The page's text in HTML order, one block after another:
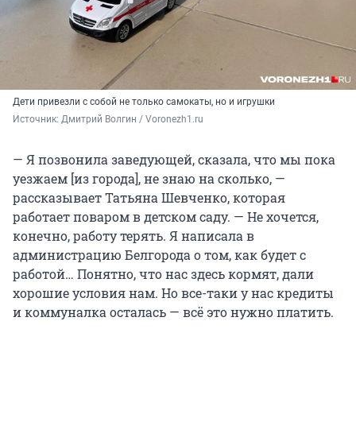
Дети привезли с собой не только самокаты, но и игрушки
Источник: Дмитрий Волгин / Voronezh1.ru
— Я позвонила заведующей, сказала, что мы пока
уезжаем [из города], не знаю на сколько, —
рассказывает Татьяна Шевченко, которая
работает поваром в детском саду. — Не хочется,
конечно, работу терять. Я написала в
администрацию Белгорода о том, как будет с
работой… Понятно, что нас здесь кормят, дали
хорошие условия нам. Но все-таки у нас кредиты
и коммуналка осталась — всё это нужно платить.